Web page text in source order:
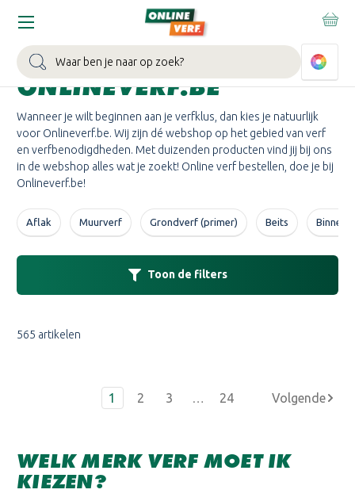
Zoeken
Home
VERF KOPEN BIJ
ONLINEVERF.BE
Wanneer je wilt beginnen aan je verfklus, dan kies je natuurlijk
voor Onlineverf.be. Wij zijn dé webshop op het gebied van verf
en verfbenodigdheden. Met duizenden producten vind jij bij ons
in de webshop alles wat je zoekt! Online verf bestellen, doe je bij
Onlineverf.be!
Aflak Muurverf Grondverf (primer) Beits
565 artikelen
1 2 3 … 24
Toon de filters
WELK MERK VERF MOET IK
KIEZEN?